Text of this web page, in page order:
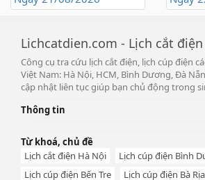
Lichcatdien.com - Lịch cắt điện
Công cụ tra cứu lịch cắt điện, lịch cúp điện
Việt Nam: Hà Nội, HCM, Bình Dương, Đà
cập nhật liên tục giúp bạn chủ động trong
Thông tin
Từ khoá, chủ đề
Lịch cắt điện Hà Nội
Lịch cúp điện Bình
Lịch cúp điện Bến Tre
Lịch cúp điện Bà